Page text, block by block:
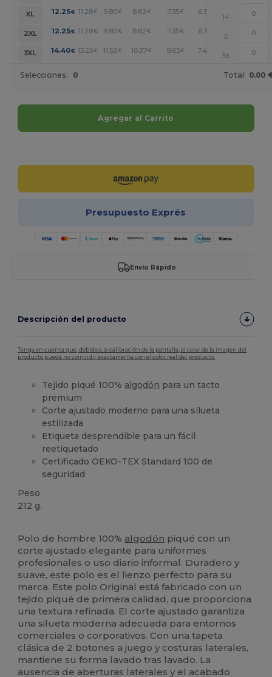
XL
12.25€ 11.28€ 9.80€ 8.82€ 7.35€ 6.37 +
14
2XL
12.25€ 11.28€ 9.80€ 8.82€ 7.35€ 6.37 +
5
3XL
14.40€ 13.25€ 11.52 € 10.37€ 8.63€ 7.48 +
36
Selecciones: 0 Total: 0.00
Agregar al Carrito
Presupuesto Exprés
Envío Rápido
Descripción del producto
Tenga en cuenta que, debido a la calibración de la pantalla, el color de la imagen del
producto puede no coincidir exactamente con el color real del producto.
Tejido piqué 100% algodón para un tacto
premium
Corte ajustado moderno para una silueta
estilizada
Etiqueta desprendible para un fácil
reetiquetado
Certificado OEKO-TEX Standard 100 de
seguridad
Peso
212 g.
Polo de hombre 100% algodón piqué con un
corte ajustado elegante para uniformes
profesionales o uso diario informal. Duradero y
suave, este polo es el lienzo perfecto para su
marca. Este polo Original está fabricado con un
tejido piqué de primera calidad, que proporciona
una textura refinada. El corte ajustado garantiza
una silueta moderna adecuada para entornos
comerciales o corporativos. Con una tapeta
clásica de 2 botones a juego y costuras laterales,
mantiene su forma lavado tras lavado. La
ausencia de aberturas laterales y el acabado